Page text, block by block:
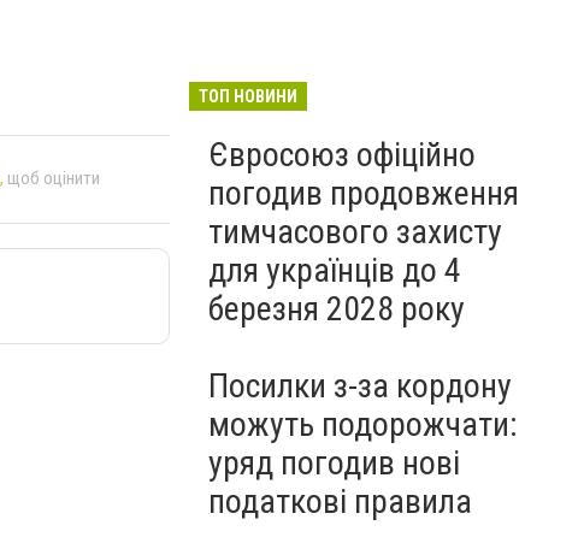
, щоб оцінити
ТОП НОВИНИ
Євросоюз офіційно
погодив продовження
тимчасового захисту
для українців до 4
березня 2028 року
Посилки з-за кордону
можуть подорожчати:
уряд погодив нові
податкові правила